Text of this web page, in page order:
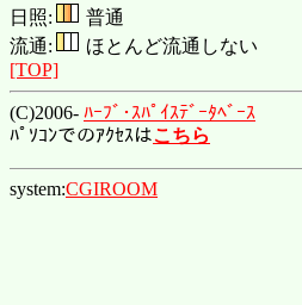
日照:
普通
流通:
ほとんど流通しない
[TOP]
(C)2006- ﾊｰﾌﾞ･ｽﾊﾟｲｽﾃﾞｰﾀﾍﾞｰｽ
ﾊﾟｿｺﾝでのｱｸｾｽはこちら
system:CGIROOM